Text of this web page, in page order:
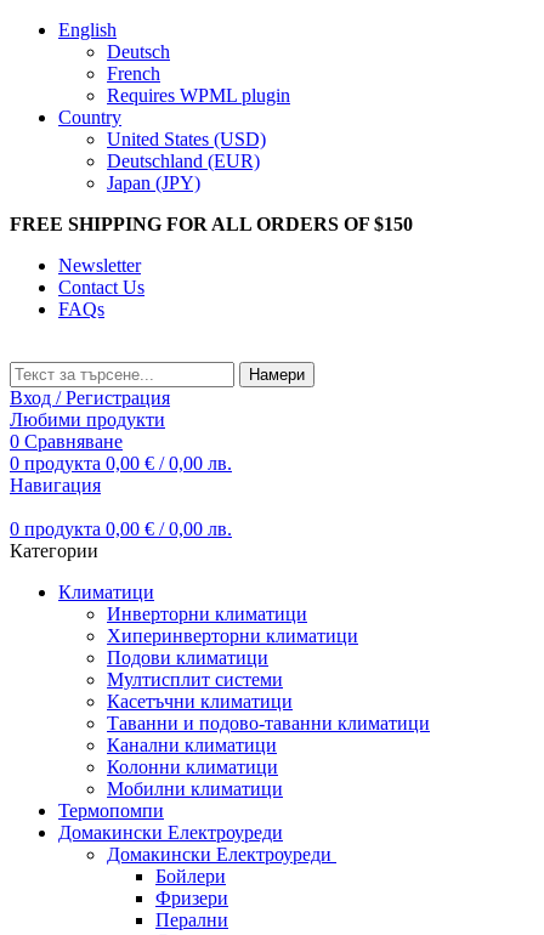
English
Deutsch
French
Requires WPML plugin
Country
United States (USD)
Deutschland (EUR)
Japan (JPY)
FREE SHIPPING FOR ALL ORDERS OF $150
Newsletter
Contact Us
FAQs
Намери
Вход / Регистрация
Любими продукти
0 Сравняване
0 продукта 0,00 € / 0,00 лв.
Навигация
0 продукта 0,00 € / 0,00 лв.
Категории
Климатици
Инверторни климатици
Хиперинверторни климатици
Подови климатици
Мултисплит системи
Касетъчни климатици
Таванни и подово-таванни климатици
Канални климатици
Колонни климатици
Мобилни климатици
Термопомпи
Домакински Електроуреди
Домакински Електроуреди
Бойлери
Фризери
Перални